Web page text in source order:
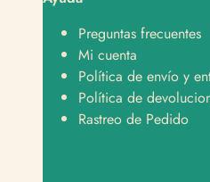
Preguntas frecuentes
Mi cuenta
Política de envío y
Política de
Rastreo de Pedido